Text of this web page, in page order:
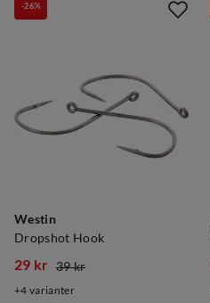
Westin
Dropshot Hook
-26%
discounted
29 kr
original
39 kr
4 varianter